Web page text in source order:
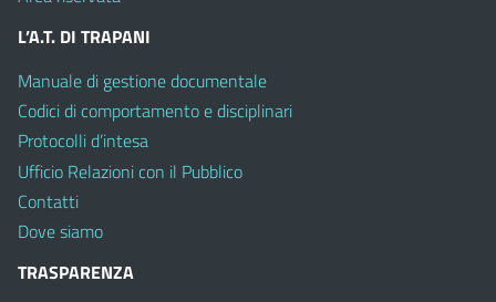
L’A.T. DI TRAPANI
Manuale di gestione documentale
Codici di comportamento e disciplinari
Protocolli d’intesa
Ufficio Relazioni con il Pubblico
Contatti
Dove siamo
TRASPARENZA